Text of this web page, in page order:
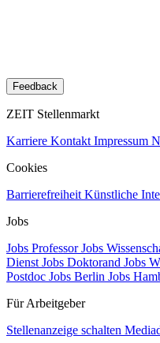
Feedback
ZEIT Stellenmarkt
Karriere Kontakt Impressum
Cookies
Barrierefreiheit Künstliche
Jobs
Jobs ProfessorJobs
Dienst Jobs Doktorand Jobs
Postdoc Jobs Berlin Jobs
Für Arbeitgeber
Stellenanzeige schalten